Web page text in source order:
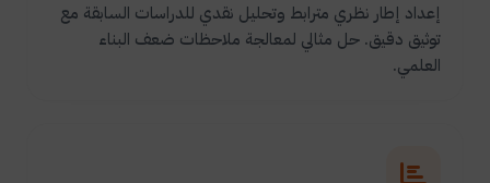
إعداد إطار نظري مترابط وتحليل نقدي للدراسات السابقة مع
توثيق دقيق. حل مثالي لمعالجة ملاحظات ضعف البناء
العلمي.